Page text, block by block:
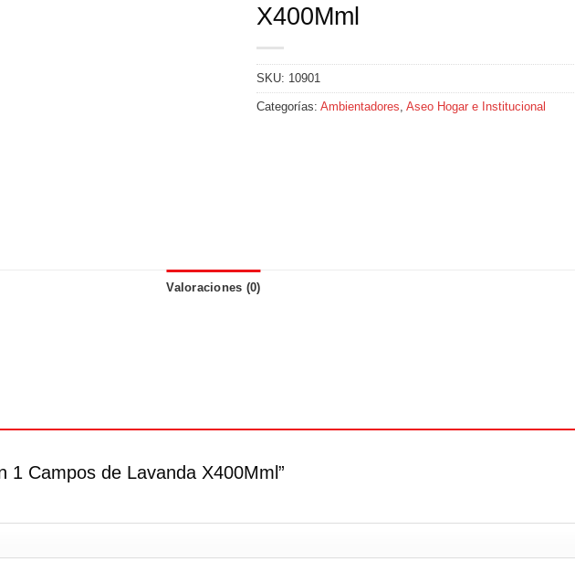
X400Mml
SKU: 10901
Categorías:Ambientadores ,Aseo Hogar e Institucional
Valoraciones (0)
1 Campos de Lavanda X400Mml”